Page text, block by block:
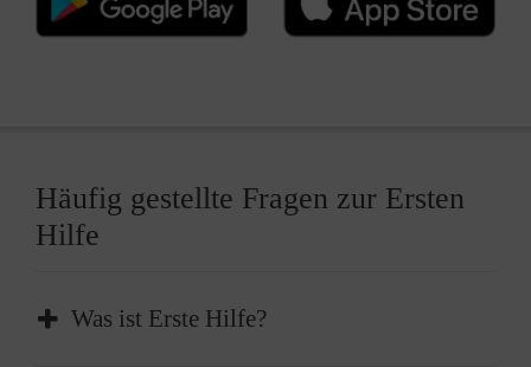
Häufig gestellte Fragen zur Ersten
Hilfe
Was ist Erste Hilfe?